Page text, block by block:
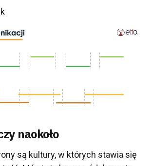
naokoło
są kultury, w których stawia się